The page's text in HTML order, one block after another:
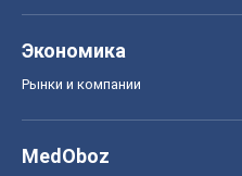
Экономика
Рынки и компании
MedOboz